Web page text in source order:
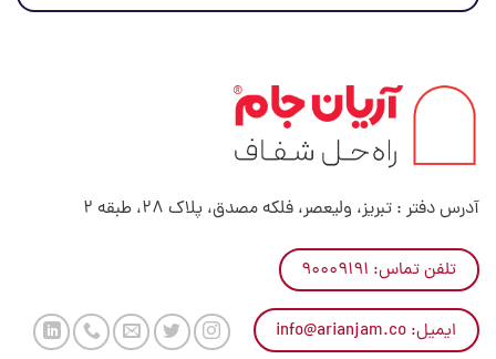
آدرس دفتر : تبریز، ولیعصر، فلکه مصدق، پلاک 28، طبقه 2
تلفن تماس: ۹۰۰۰۹۱۹۱
ایمیل: info@arianjam.co